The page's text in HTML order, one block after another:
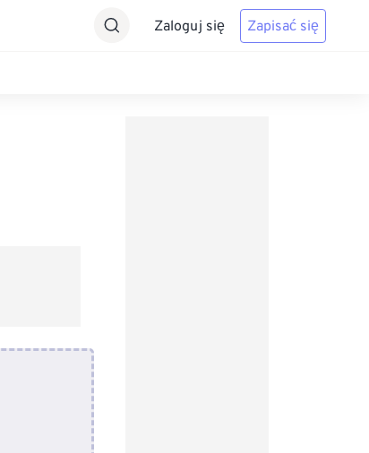
Zaloguj się Zapisać się